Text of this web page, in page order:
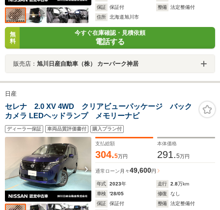
保証
保証付 整備
法定整備付
住所
北海道旭川市
無
料
今すぐ在庫確認・見積依頼
電話する
販売店： 旭川日産自動車（株） カーパーク神居
日産
セレナ 2.0 XV 4WD クリアビューパッケージ バック
カメラ LEDヘッドランプ メモリーナビ
ディーラー保証 車両品質評価書付 購入プラン付
支払総額
304.5万円
本体価格
291.5万円
通常ローン 月々49,600円
年式 2023年 走行 2.8万km
車検
'28/05 修復
なし
保証
保証付 整備
法定整備付